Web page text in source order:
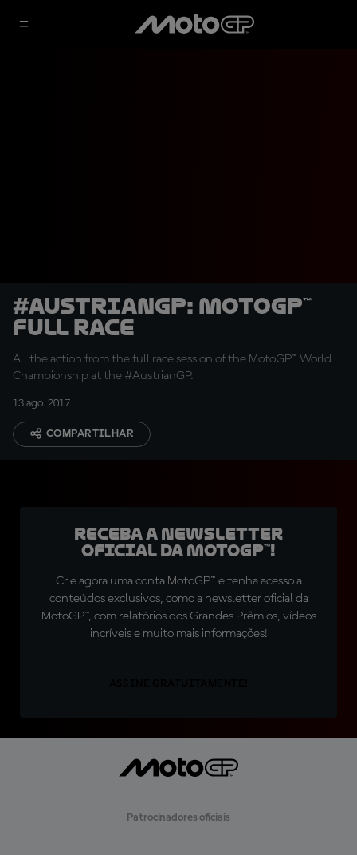
#AustrianGP: MotoGP™
Full Race
All the action from the full race session of the MotoGP™ World
Championship at the #AustrianGP.
13 ago. 2017
COMPARTILHAR
Receba a newsletter
oficial da MotoGP™!
Crie agora uma conta MotoGP™ e tenha acesso a
conteúdos exclusivos, como a newsletter oficial da
MotoGP™, com relatórios dos Grandes Prêmios, vídeos
incríveis e muito mais informações!
Patrocinadores oficiais